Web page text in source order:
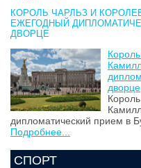
КОРОЛЬ ЧАРЛЬЗ И
ЕЖЕГОДНЫЙ
ДВОРЦЕ
дворце
дипломатический прием в
Подробнее...
СПОРТ